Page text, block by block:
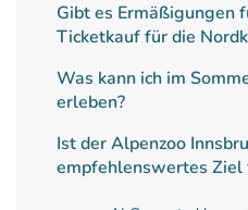
Gibt es Ermäßigungen
Ticketkauf für die
Was kann ich im
erleben?
Ist der Alpenzoo
empfehlenswertes Ziel